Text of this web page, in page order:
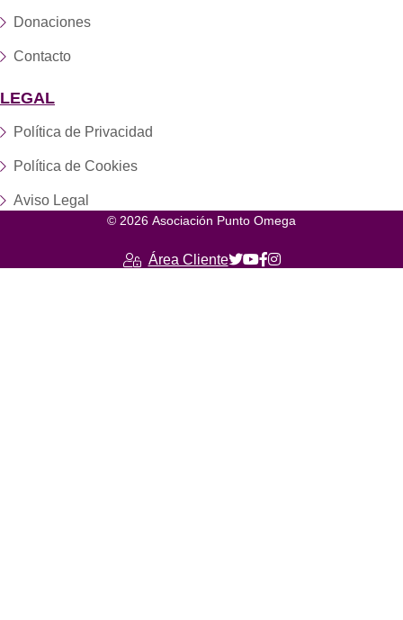
Donaciones
Contacto
LEGAL
Política de Privacidad
Política de Cookies
Aviso Legal
© 2026 Asociación Punto Omega
Área Cliente